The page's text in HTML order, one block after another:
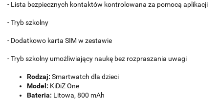
- Lista bezpiecznych kontaktów kontrolowana za pomocą aplikacji
- Tryb szkolny
- Dodatkowo karta SIM w zestawie
- Tryb szkolny umożliwiający naukę bez rozpraszania uwagi
Rodzaj: Smartwatch dla dzieci
Model: KiDiZ One
Bateria: Litowa, 800 mAh